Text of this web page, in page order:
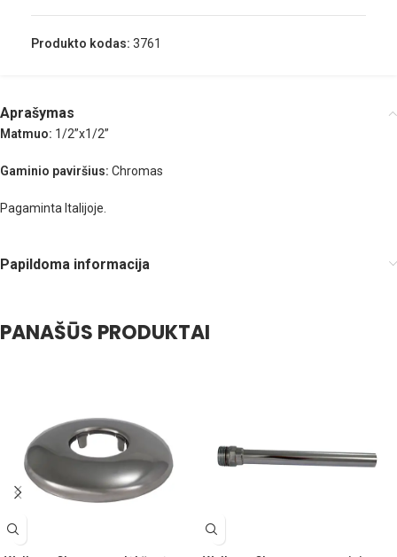
Produkto kodas: 3761
Aprašymas
Matmuo: 1/2”x1/2”
Gaminio paviršius: Chromas
Pagaminta Italijoje.
Papildoma informacija
PANAŠŪS PRODUKTAI